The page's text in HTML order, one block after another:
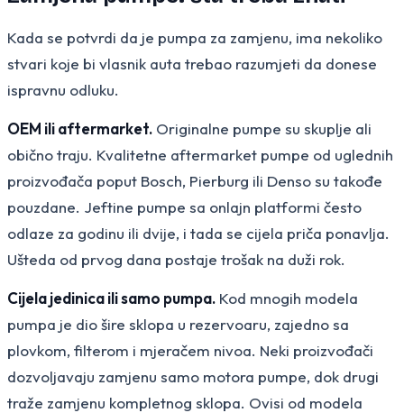
Kada se potvrdi da je pumpa za zamjenu, ima nekoliko
stvari koje bi vlasnik auta trebao razumjeti da donese
ispravnu odluku.
OEM ili aftermarket. Originalne pumpe su skuplje ali
obično traju. Kvalitetne aftermarket pumpe od uglednih
proizvođača poput Bosch, Pierburg ili Denso su takođe
pouzdane. Jeftine pumpe sa onlajn platformi često
odlaze za godinu ili dvije, i tada se cijela priča ponavlja.
Ušteda od prvog dana postaje trošak na duži rok.
Cijela jedinica ili samo pumpa. Kod mnogih modela
pumpa je dio šire sklopa u rezervoaru, zajedno sa
plovkom, filterom i mjeračem nivoa. Neki proizvođači
dozvoljavaju zamjenu samo motora pumpe, dok drugi
traže zamjenu kompletnog sklopa. Ovisi od modela